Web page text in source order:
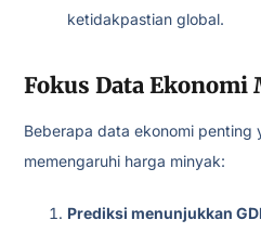
ketidakpastian global.
Fokus Data Ekonomi
Beberapa data ekonomi penting
memengaruhi harga minyak:
Prediksi menunjukkan